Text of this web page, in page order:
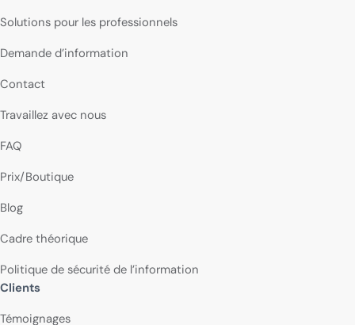
Solutions pour les professionnels
Demande d’information
Contact
Travaillez avec nous
FAQ
Prix/Boutique
Blog
Cadre théorique
Politique de sécurité de l’information
Clients
Témoignages